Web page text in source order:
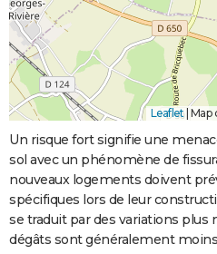
Leaflet Map
Un risque fort signifie une
sol avec un phénomène de
nouveaux logements doivent
spécifiques lors de leur
se traduit par des variations plus
dégâts sont généralement